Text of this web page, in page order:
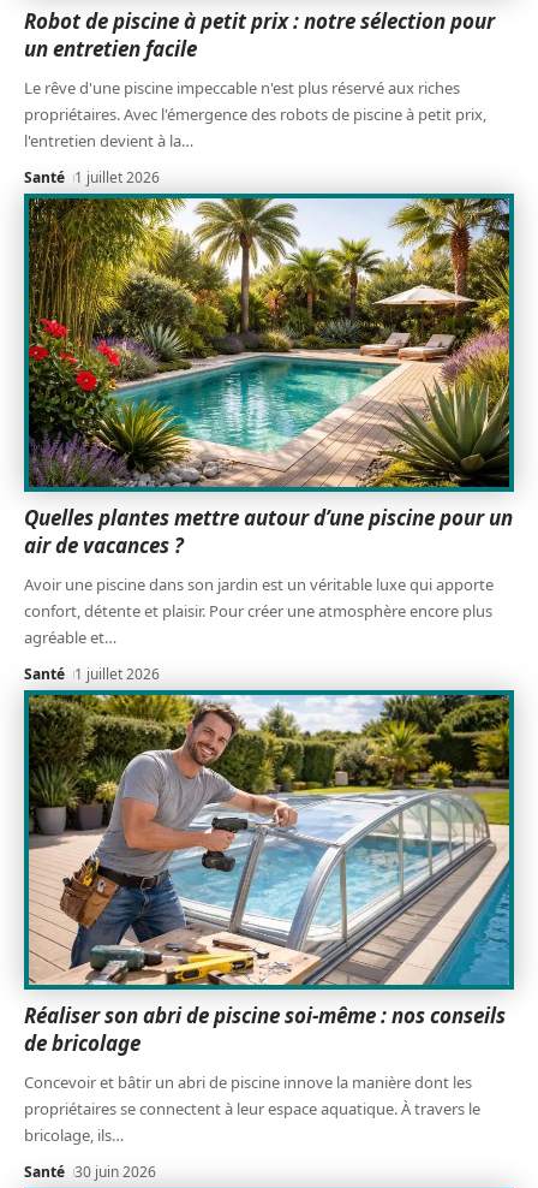
Robot de piscine à petit prix : notre sélection pour
un entretien facile
Le rêve d'une piscine impeccable n'est plus réservé aux riches
propriétaires. Avec l'émergence des robots de piscine à petit prix,
l'entretien devient à la…
Santé 1 juillet 2026
Quelles plantes mettre autour d’une piscine pour un
air de vacances ?
Avoir une piscine dans son jardin est un véritable luxe qui apporte
confort, détente et plaisir. Pour créer une atmosphère encore plus
agréable et…
Santé 1 juillet 2026
Réaliser son abri de piscine soi-même : nos conseils
de bricolage
Concevoir et bâtir un abri de piscine innove la manière dont les
propriétaires se connectent à leur espace aquatique. À travers le
bricolage, ils…
Santé 30 juin 2026